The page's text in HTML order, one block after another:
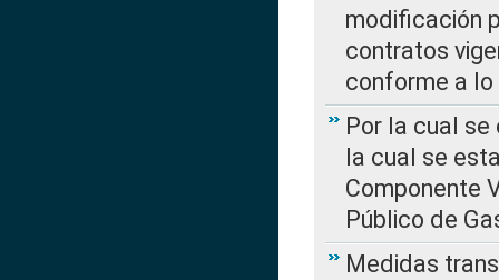
modificación
contratos
conforme a lo
Por la cual se
la cual se
Componente
Público de
Medidas